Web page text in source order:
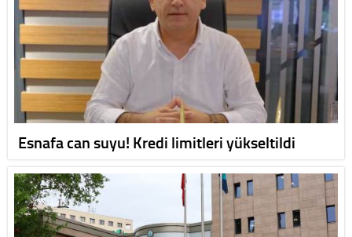
Esnafa can suyu! Kredi limitleri yükseltildi